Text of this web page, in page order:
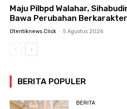
Maju Pilbpd Walahar,
Bawa Perubahan Berkarakter
Otentiknews.click - 5 Agustus 2026
BERITA POPULER
BERITA